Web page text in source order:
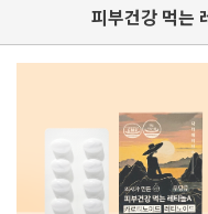
피부건강 먹는